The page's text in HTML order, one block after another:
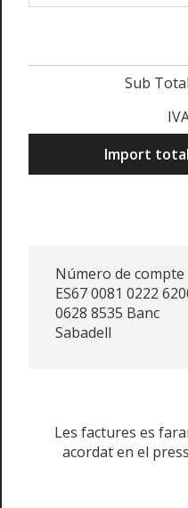
Sub Total
Import total
Número de compte
ES67 0081 0222
0628 8535 Banc
Sabadell
Les factures es
acordat en el